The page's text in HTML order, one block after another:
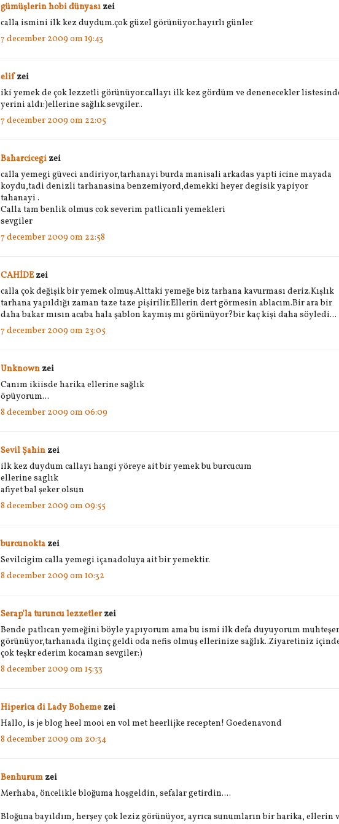
gümüşlerin hobi dünyası zei
calla ismini ilk kez duydum.çok güzel görünüyor.hayırlı günler
7 december 2009 om 19:43
elifzei
iki yemek de çok lezzetli görünüyor.callayı ilk kez gördüm ve denenecekler
yerini aldı:)ellerine sağlık.sevgiler..
7 december 2009 om 22:05
Baharcicegi zei
calla yemegi güveci andiriyor,tarhanayi burda manisali arkadas yapti icine mayada
koydu,tadi denizli tarhanasina benzemiyord,demekki heyer degisik yapiyor
tahanayi .
Calla tam benlik olmus cok severim patlicanli yemekleri
sevgiler
7 december 2009 om 22:58
CAHİDEzei
calla çok değişik bir yemek olmuş.Alttaki yemeğe biz tarhana kavurması deriz.Kışlık
tarhana yapıldığı zaman taze taze pişirilir.Ellerin dert görmesin ablacım.Bir ara bir
daha bakar mısın acaba hala şablon kaymış mı görünüyor?bir kaç kişi daha söyledi...
7 december 2009 om 23:05
Unknown zei
Canım ikiisde harika ellerine sağlık
öpüyorum...
8 december 2009 om 06:09
Sevil Şahin zei
ilk kez duydum callayı hangi yöreye ait bir yemek bu burcucum
ellerine saglık
afiyet bal şeker olsun
8 december 2009 om 09:55
burcunokta zei
Sevilcigim calla yemegi içanadoluya ait bir yemektir.
8 december 2009 om 10:32
Serap'la turuncu lezzetlerzei
Bende patlıcan yemeğini böyle yapıyorum ama bu ismi ilk defa duyuyorum
görünüyor,tarhanada ilginç geldi oda nefis olmuş ellerinize sağlık..Ziyaretiniz
çok teşkr ederim kocaman sevgiler:)
8 december 2009 om 15:33
Hiperica di Lady Boheme zei
Hallo, is je blog heel mooi en vol met heerlijke recepten! Goedenavond
8 december 2009 om 20:34
Benhurum zei
Merhaba, öncelikle bloğuma hoşgeldin, sefalar getirdin....
Bloğuna bayıldım, herşey çok leziz görünüyor, ayrıca sunumların bir harika, ellerin